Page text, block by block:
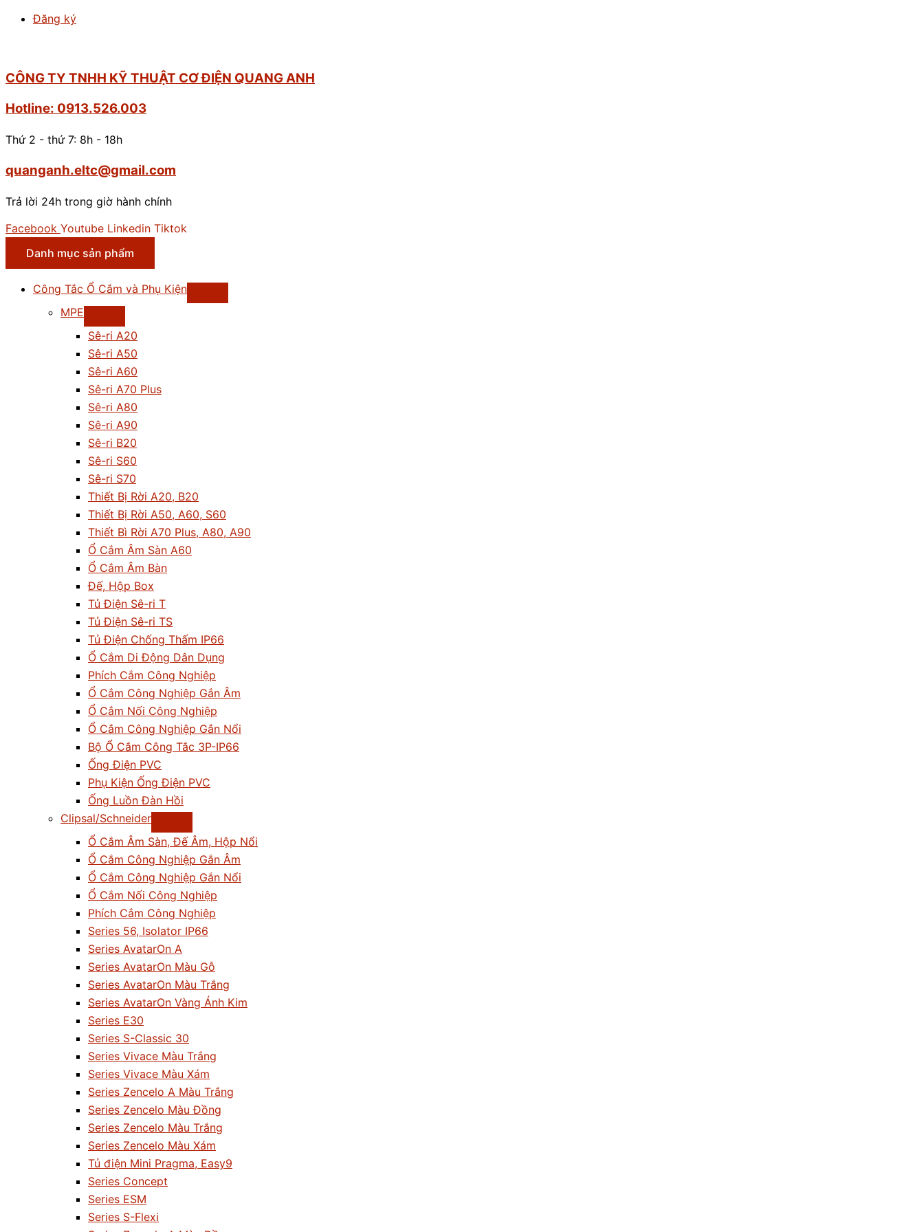
Đăng ký
CÔNG TY TNHH KỸ THUẬT CƠ ĐIỆN QUANG ANH
Hotline: 0913.526.003
Thứ 2 - thứ 7: 8h - 18h
quanganh.eltc@gmail.com
Trả lời 24h trong giờ hành chính
Facebook Youtube Linkedin Tiktok
Danh mục sản phẩm
Công Tắc Ổ Cắm và Phụ Kiện
MPE
Sê-ri A20
Sê-ri A50
Sê-ri A60
Sê-ri A70 Plus
Sê-ri A80
Sê-ri A90
Sê-ri B20
Sê-ri S60
Sê-ri S70
Thiết Bị Rời A20, B20
Thiết Bị Rời A50, A60, S60
Thiết Bì Rời A70 Plus, A80, A90
Ổ Cắm Âm Sàn A60
Ổ Cắm Âm Bàn
Đế, Hộp Box
Tủ Điện Sê-ri T
Tủ Điện Sê-ri TS
Tủ Điện Chống Thấm IP66
Ổ Cắm Di Động Dân Dụng
Phích Cắm Công Nghiệp
Ổ Cắm Công Nghiệp Gắn Âm
Ổ Cắm Nối Công Nghiệp
Ổ Cắm Công Nghiệp Gắn Nổi
Bộ Ổ Cắm Công Tắc 3P-IP66
Ống Điện PVC
Phụ Kiện Ống Điện PVC
Ống Luồn Đàn Hồi
Clipsal/Schneider
Ổ Cắm Âm Sàn, Đế Âm, Hộp Nổi
Ổ Cắm Công Nghiệp Gắn Âm
Ổ Cắm Công Nghiệp Gắn Nổi
Ổ Cắm Nối Công Nghiệp
Phích Cắm Công Nghiệp
Series 56, Isolator IP66
Series AvatarOn A
Series AvatarOn Màu Gỗ
Series AvatarOn Màu Trắng
Series AvatarOn Vàng Ánh Kim
Series E30
Series S-Classic 30
Series Vivace Màu Trắng
Series Vivace Màu Xám
Series Zencelo A Màu Trắng
Series Zencelo Màu Đồng
Series Zencelo Màu Trắng
Series Zencelo Màu Xám
Tủ điện Mini Pragma, Easy9
Series Concept
Series ESM
Series S-Flexi